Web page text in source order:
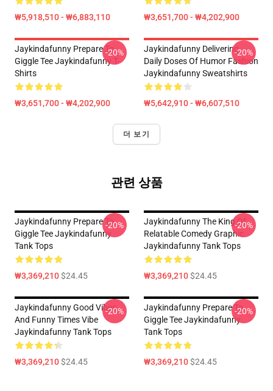
₩5,918,510 - ₩6,883,110 ₩3,651,700 - ₩4,202,900
Jaykindafunny Prepare To
Giggle Tee Jaykindafunny T-
Shirts
₩3,651,700 - ₩4,202,900
-20%
Jaykindafunny Delivering
Daily Doses Of Humor Fashion
Jaykindafunny Sweatshirts
₩5,642,910 - ₩6,607,510
-20%
더 보기
관련 상품
Jaykindafunny Prepare To
Giggle Tee Jaykindafunny
Tank Tops
₩3,369,210$24.45
-20%
Jaykindafunny The King Of
Relatable Comedy Graphic
Jaykindafunny Tank Tops
₩3,369,210$24.45
-20%
Jaykindafunny Good Vibes
And Funny Times Vibe
Jaykindafunny Tank Tops
₩3,369,210$24.45
-20%
Jaykindafunny Prepare To
Giggle Tee Jaykindafunny
Tank Tops
₩3,369,210$24.45
-20%